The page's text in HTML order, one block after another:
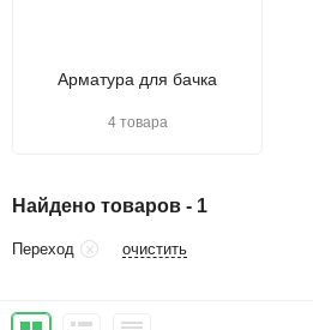
Арматура для бачка
4 товара
Найдено товаров - 1
Переход очистить